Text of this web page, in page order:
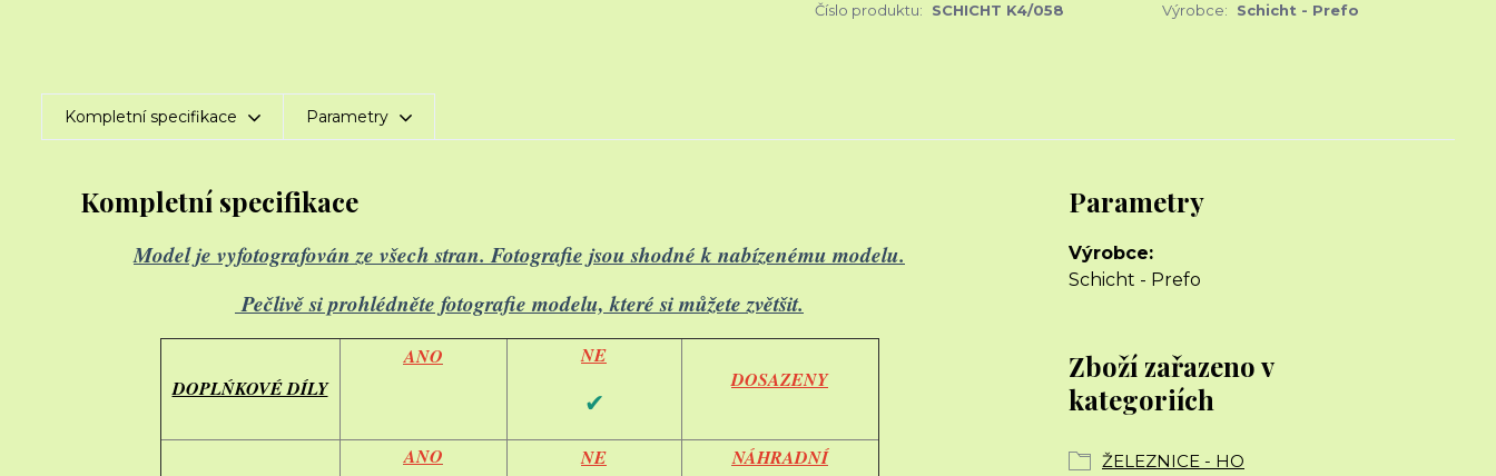
Číslo produktu: SCHICHT K4/058 Výrobce: Schicht - Prefo
Kompletní specifikace Parametry
Kompletní specifikace
Model je vyfotografován ze všech stran. Fotografie jsou shodné k nabízenému modelu.
Pečlivě si prohlédněte fotografie modelu,které si můžete zvětšit.
DOPLŃKOVÉ DÍLY
ANO NE
✔
DOSAZENY
ANO NE NÁHRADNÍ
Parametry
Výrobce
Schicht - Prefo
Zboží zařazeno v
kategoriích
ŽELEZNICE - HO